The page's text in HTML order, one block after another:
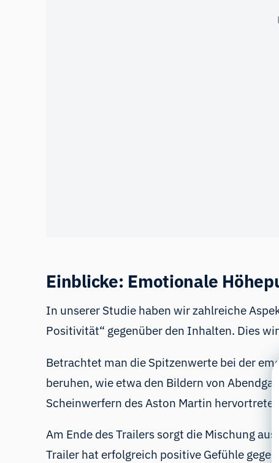
Einblicke: Emotionale
In unserer Studie haben wir zahlreiche
Positivität“ gegenüber den Inhalten. Dies
Betrachtet man die Spitzenwerte bei der
beruhen, wie etwa den Bildern von
Scheinwerfern des Aston Martin hervortreten.
Am Ende des Trailers sorgt die Mischung
Trailer hat erfolgreich positive Gefühle